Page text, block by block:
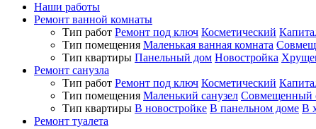
Наши работы
Ремонт ванной комнаты
Тип работ Ремонт под ключ Косметический
Тип помещения Маленькая ванная комната
Тип квартиры Панельный дом Новостройка
Ремонт санузла
Тип работ Ремонт под ключ Косметический
Тип помещения Маленький санузел Совмещенный
Тип квартиры В новостройке В панельном доме В
Ремонт туалета